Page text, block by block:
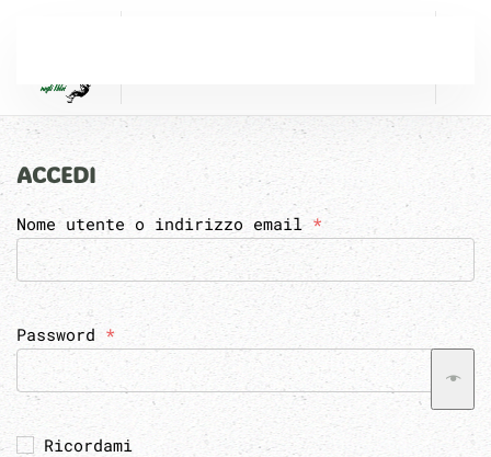
ACCEDI
Nome utente o indirizzo email *Richiesto
Password * Richiesto
Ricordami